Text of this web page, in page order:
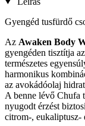
Gyengéd tusfürdő
Az Awaken Body
gyengéden tisztítja
természetes
harmonikus
az avokádóolaj
A benne lévő Chufa
nyugodt érzést
citrom-, eukaliptusz-